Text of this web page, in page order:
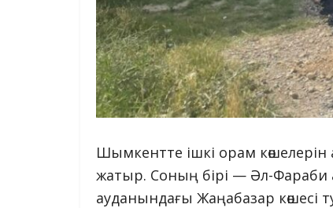
Шымкентте ішкі орам
жатыр. Соның бірі — Әл-Фараби
ауданындағы Жаңабазар көшесі